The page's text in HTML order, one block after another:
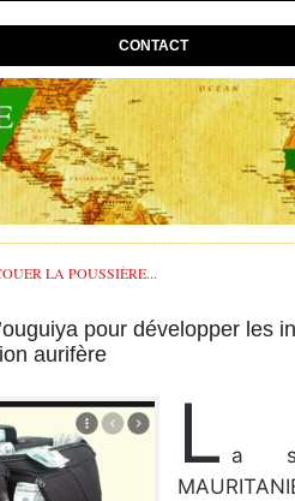
CONTACT
LA POUSSIÈRE...
pour développer les
aurifère
L a